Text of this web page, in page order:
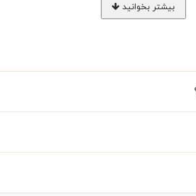
همیشه جزو گزینه های محبوب آقایان بوده اند.
امگا با ظاهری جذاب و متفاوت، به راحتی با
بیشتر بخوانید